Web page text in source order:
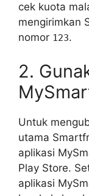
cek kuota
mengirimkan
nomor 123.
2.
Untuk
utama
aplikasi
Play Store.
aplikasi